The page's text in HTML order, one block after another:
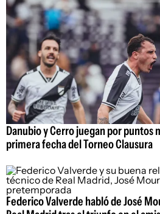
Danubio y Cerro juegan por puntos
primera fecha del Torneo Clausura
Federico Valverde habló de José